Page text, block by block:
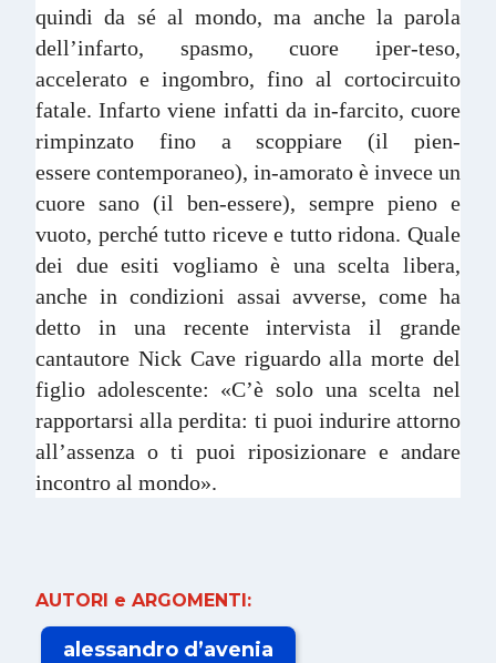
quindi da sé al mondo, ma anche la parola
dell’infarto, spasmo, cuore iper-teso,
accelerato e ingombro, fino al cortocircuito
fatale. Infarto viene infatti da in-farcito, cuore
rimpinzato fino a scoppiare (il pien-
essere contemporaneo), in-amorato è invece un
cuore sano (il ben-essere), sempre pieno e
vuoto, perché tutto riceve e tutto ridona. Quale
dei due esiti vogliamo è una scelta libera,
anche in condizioni assai avverse, come ha
detto in una recente intervista il grande
cantautore Nick Cave riguardo alla morte del
figlio adolescente: «C’è solo una scelta nel
rapportarsi alla perdita: ti puoi indurire attorno
all’assenza o ti puoi riposizionare e andare
incontro al mondo».
AUTORI e ARGOMENTI:
alessandro d’avenia